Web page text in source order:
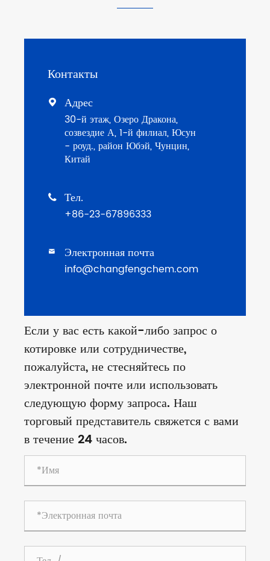
Контакты
 Адрес
30-й этаж, Озеро Дракона,
созвездие А, 1-й филиал, Юсун
- роуд., район Юбэй, Чунцин,
Китай
 Тел.
+86-23-67896333
 Электронная почта
info@changfengchem.com
Если у вас есть какой-либо запрос о
котировке или сотрудничестве,
пожалуйста, не стесняйтесь по
электронной почте или использовать
следующую форму запроса. Наш
торговый представитель свяжется с вами
в течение 24 часов.